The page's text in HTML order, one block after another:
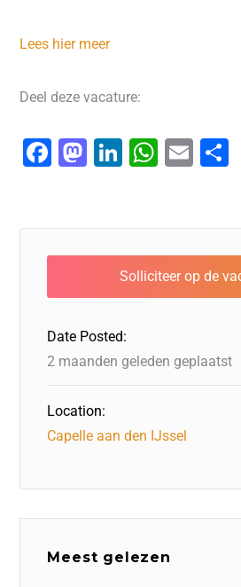
Lees hier meer
Deel deze vacature:
F
e
b
o
o
k
M
o
d
o
n
Li
e
dI
n
W
s
A
p
E
l
Date Posted:
2 maanden geleden geplaatst
Location:
Capelle aan den IJssel
Meest gelezen